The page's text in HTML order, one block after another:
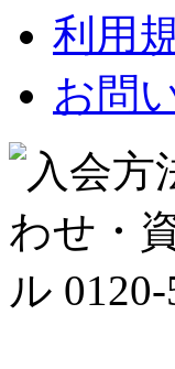
利用
お問